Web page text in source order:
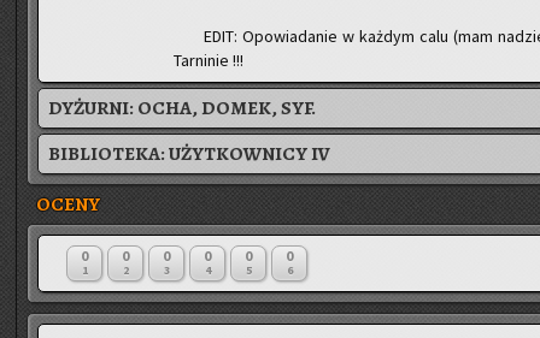
EDIT: Opo­wia­da­nie w każ­dym calu (mam
Tar­ni­nie !!!
DYŻURNI:OCHA, DOMEK, SYF.
BIBLIOTEKA:UŻYTKOWNICY IV
OCENY
0
1
0
2
0
3
0
4
0
5
0
6